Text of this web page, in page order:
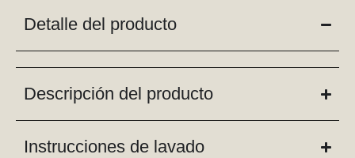
Detalle del producto
Descripción del producto
Instrucciones de lavado